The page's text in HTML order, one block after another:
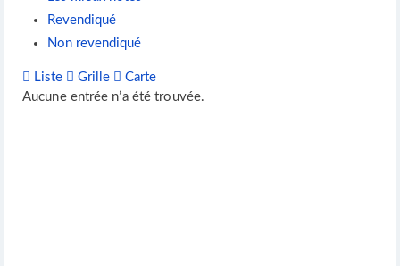
Revendiqué
Non revendiqué
Liste Grille
Carte
Aucune entrée n’a été trouvée.